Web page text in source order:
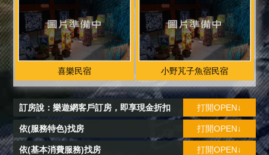
喜樂民宿 小野芃子魚宿民宿
訂房說：樂遊網客戶訂房，即享現金折扣 打開OPEN↓
依(服務特色)找房 打開OPEN↓
依(基本消費服務)找房 打開OPEN↓